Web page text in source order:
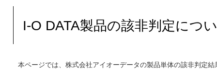
I-O DATA製品の該非判定につ
本ページでは、株式会社アイオーデータの製品単体の該非判定